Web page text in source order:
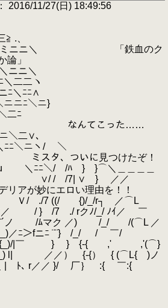
2016/11/27(日) 18:49:56
.、
ミニニ＼ 「鉄血のク
論」
ニニ＼
＼二二ヽ
ﾆ＼ﾆﾆ∧
ニニﾆ＼ニ}
二ﾆ
こった……
＼二∨､
ﾆ＼ニヽ/ ＼
いに見つけたぞ！
ﾆ＼/ /ﾊ } }⌒＼＿＿＿＿
/ /7| ∨ } ／／
が妙にエロい理由を！！
/ ./7 ((/ {)/_/r┐ ／⌒L
} /7 ./ rクﾉ/_/ ﾉｲ／ ￣
ﾑマク ／) /_/ /(⌒L ／
ﾆ＞fニﾆ ¨¨} /_/ / ￣/
{_)/|￣ } } {-{ ,' ,'(⌒}
{_) l| ／／） {-{） { (⌒L{ )ノ
､ r／／ }/ 厂｝ :{ ￣:{